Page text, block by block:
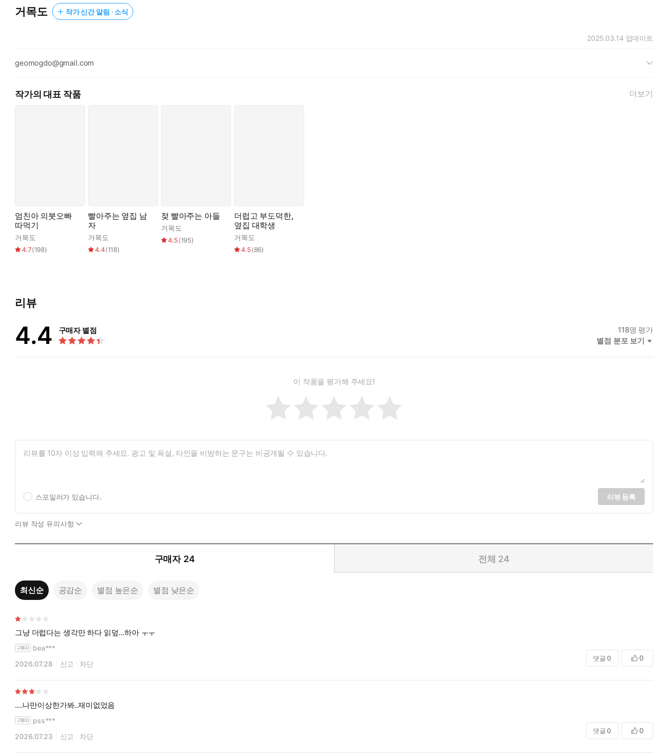
***
‘남자 친구 있어요.’라고 말하려고 했다. 사실 남자 친구를 위해 지킬 도덕심 따위보다는 차태명에게 따먹힐 것 같다는 수치심과 두려움 따위가 앞섰으나, 남자 친구가 있다고 확실히 말하면 그가 그만
“좆 물려달라는 눈깔로.”
거목도
작가 신간 알림 · 소식
2025.03.14 업데이트
geomogdo@gmail.com
작가의 대표 작품 더보기
엄친아 의붓오빠
따먹기
거목도
4.7(198)
빨아주는 옆집 남
자
거목도
4.4(118)
젖 빨아주는 아들
거목도
4.5(195)
더럽고 부도덕한,
옆집 대학생
거목도
4.5(86)
리뷰
4.4 구매자 별점 118명 평가
별점 분포 보기
이 작품을 평가해 주세요!
스포일러가 있습니다. 리뷰 등록
리뷰 작성 유의사항
구매자 24 전체 24
최신순 공감순 별점 높은순 별점 낮은순
그냥 더럽다는 생각만 하다 읽덮...하아 ㅜㅜ
bea***
2026.07.28
신고 차단
댓글 0 0
....나만이상한가봐..재미없었음
pss***
2026.07.23
신고 차단
댓글 0 0